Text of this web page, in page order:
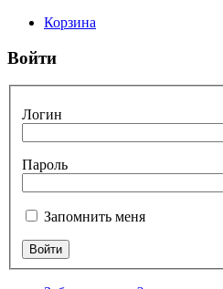
Корзина
Войти
Логин
Пароль
Запомнить меня